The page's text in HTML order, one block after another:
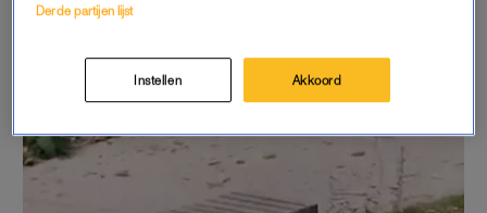
Derde partijen lijst
Instellen Akkoord